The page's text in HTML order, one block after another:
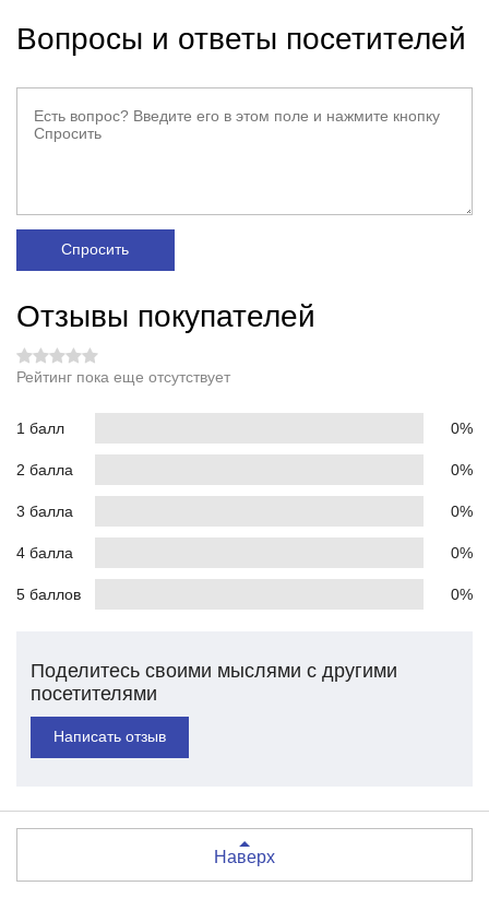
Вопросы и ответы посетителей
Спросить
Отзывы покупателей
Рейтинг пока еще отсутствует
1 балл 0%
2 балла 0%
3 балла 0%
4 балла 0%
5 баллов 0%
Поделитесь своими мыслями с другими
посетителями
Написать отзыв
Наверх